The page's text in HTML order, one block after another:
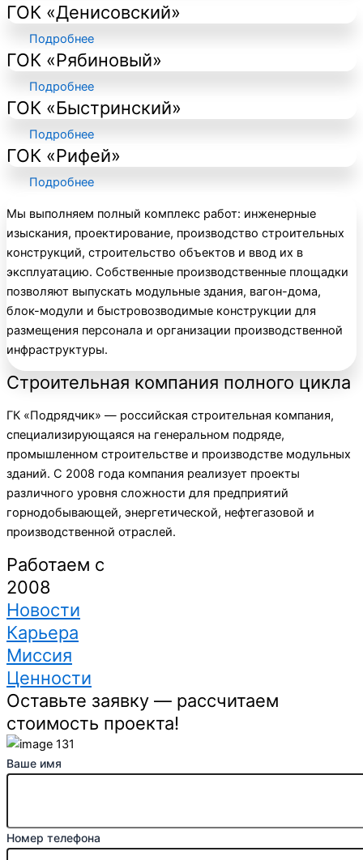
ГОК «Денисовский»
Подробнее
ГОК «Рябиновый»
Подробнее
ГОК «Быстринский»
Подробнее
ГОК «Рифей»
Подробнее
Мы выполняем полный комплекс работ: инженерные
изыскания, проектирование, производство строительных
конструкций, строительство объектов и ввод их в
эксплуатацию. Собственные производственные площадки
позволяют выпускать модульные здания, вагон-дома,
блок-модули и быстровозводимые конструкции для
размещения персонала и организации производственной
инфраструктуры.
Строительная компания полного цикла
ГК «Подрядчик» — российская строительная компания,
специализирующаяся на генеральном подряде,
промышленном строительстве и производстве модульных
зданий. С 2008 года компания реализует проекты
различного уровня сложности для предприятий
горнодобывающей, энергетической, нефтегазовой и
производственной отраслей.
Работаем с
2008
Новости
Карьера
Миссия
Ценности
Оставьте заявку — рассчитаем
стоимость проекта!
Ваше имя
Номер телефона